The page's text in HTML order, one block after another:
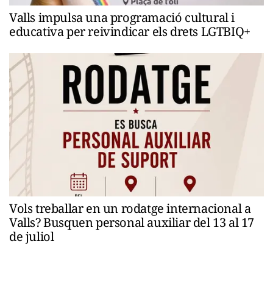
Valls impulsa una programació cultural i
educativa per reivindicar els drets LGTBIQ+
Vols treballar en un rodatge internacional a
Valls? Busquen personal auxiliar del 13 al 17
de juliol